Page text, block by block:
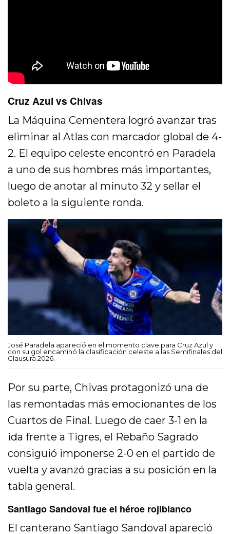
Cruz Azul vs Chivas
La Máquina Cementera logró avanzar tras
eliminar al Atlas con marcador global de 4-
2. El equipo celeste encontró en Paradela
a uno de sus hombres más importantes,
luego de anotar al minuto 32 y sellar el
boleto a la siguiente ronda.
José Paradela apareció en el momento clave para Cruz Azul y
con su gol encaminó la clasificación celeste a las Semifinales del
Clausura 2026.
Por su parte, Chivas protagonizó una de
las remontadas más emocionantes de los
Cuartos de Final. Luego de caer 3-1 en la
ida frente a Tigres, el Rebaño Sagrado
consiguió imponerse 2-0 en el partido de
vuelta y avanzó gracias a su posición en la
tabla general.
Santiago Sandoval fue el héroe rojiblanco
El canterano Santiago Sandoval apareció